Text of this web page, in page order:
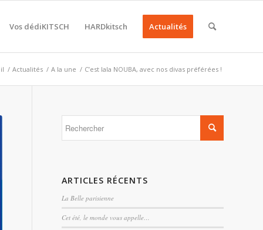
Vos dédiKITSCH HARDkitsch Actualités
/ Actualités / A la une / C’est lala NOUBA, avec nos divas préférées !
ARTICLES RÉCENTS
La Belle parisienne
Cet été, le monde vous appelle…